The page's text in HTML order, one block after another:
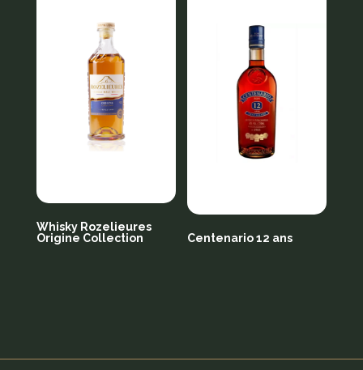
Whisky Rozelieures
Origine Collection
Centenario 12 ans